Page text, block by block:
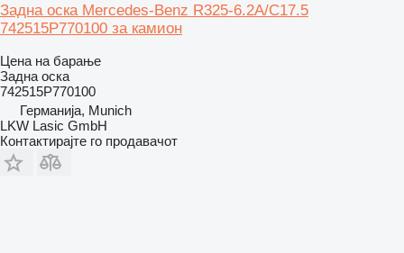
Задна оска Mercedes-Benz R325-6.2A/C17.5
742515P770100 за камион
Цена на барање
Задна оска
742515P770100
Германија, Munich
LKW Lasic GmbH
Контактирајте го продавачот